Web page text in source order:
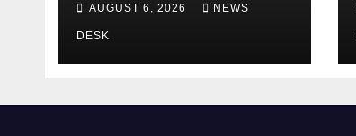
अर्जी खारिज
AUGUST 6, 2026 NEWS
DESK